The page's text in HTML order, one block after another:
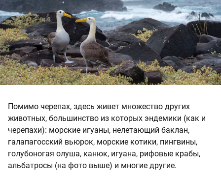
Помимо черепах, здесь живет множество других
животных, большинство из которых эндемики (как и
черепахи): морские игуаны, нелетающий баклан,
галапагосский вьюрок, морские котики, пингвины,
голубоногая олуша, канюк, игуана, рифовые крабы,
альбатросы (на фото выше) и многие другие.